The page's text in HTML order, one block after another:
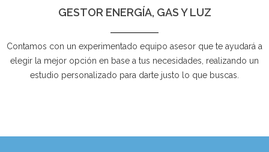
GESTOR ENERGÍA, GAS Y LUZ
Contamos con un experimentado equipo asesor que te ayudará a
elegir la mejor opción en base a tus necesidades, realizando un
estudio personalizado para darte justo lo que buscas.